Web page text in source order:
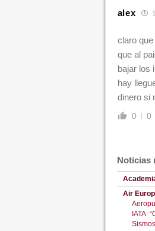
alex
claro
que al
bajar los
hay
dinero si
0 0
Noticias
Air
IATA: